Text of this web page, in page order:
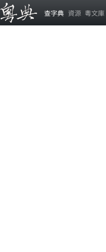
查字典 資源 粵文庫